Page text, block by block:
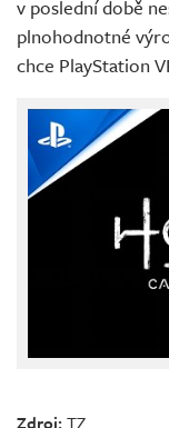
v poslední době
plnohodnotné
chce PlayStation
Zdroj:TZ